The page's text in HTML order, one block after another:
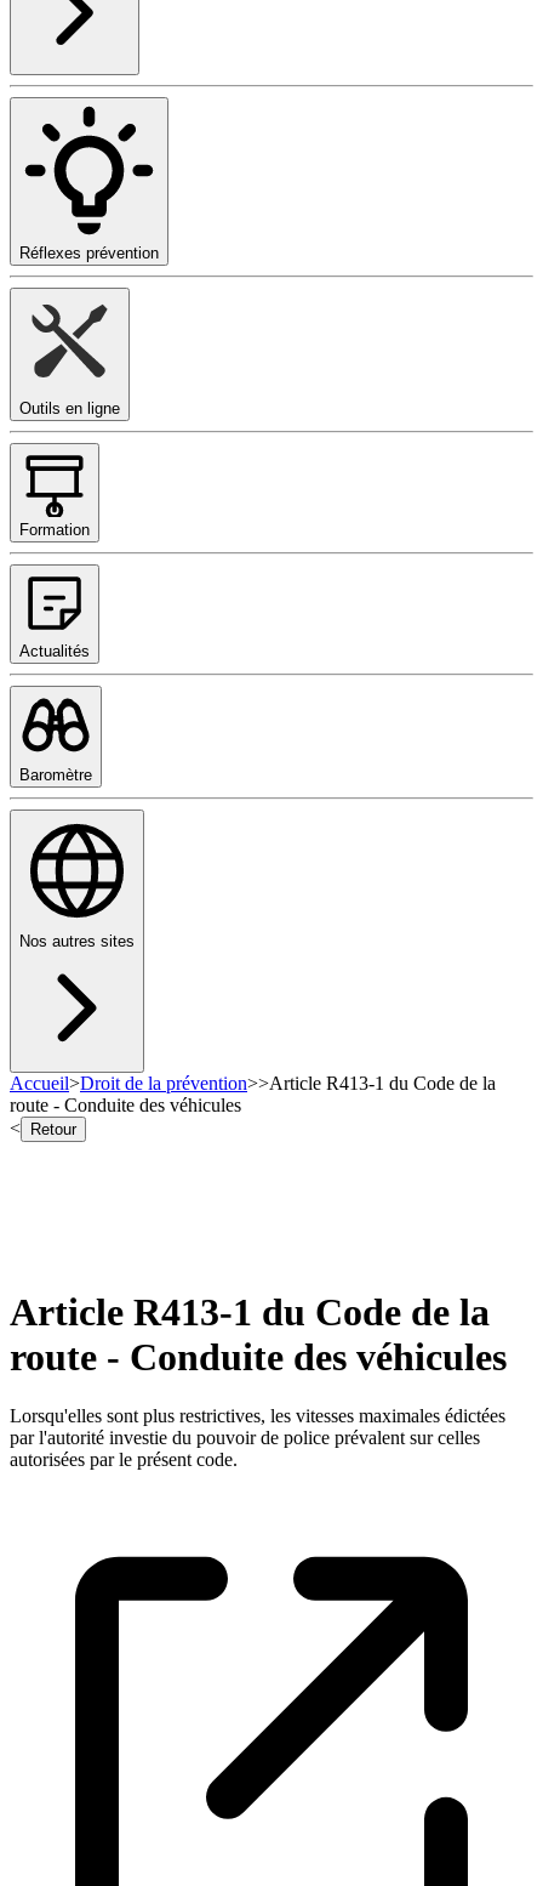
Réflexes prévention
Outils en ligne
Formation
Actualités
Baromètre
Nos autres sites
Accueil>Droit de la prévention>>Article R413-1 du Code de la
route - Conduite des véhicules
<
Retour
Article R413-1 du Code de la
route - Conduite des véhicules
Lorsqu'elles sont plus restrictives, les vitesses maximales édictées
par l'autorité investie du pouvoir de police prévalent sur celles
autorisées par le présent code.